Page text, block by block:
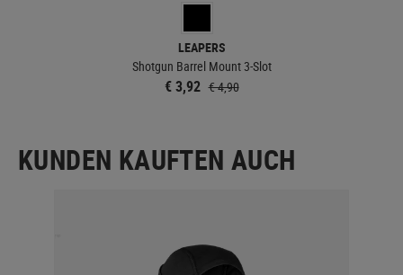
LEAPERS
Shotgun Barrel Mount 3-Slot
€ 3,92 € 4,90
KUNDEN KAUFTEN AUCH